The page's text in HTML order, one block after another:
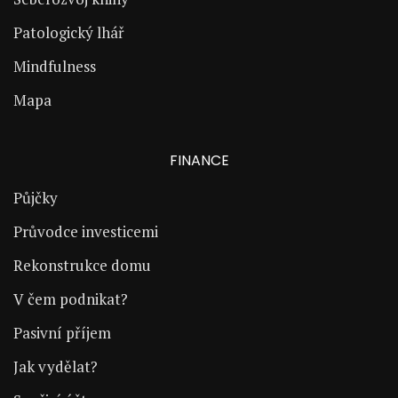
Patologický lhář
Mindfulness
Mapa
FINANCE
Půjčky
Průvodce investicemi
Rekonstrukce domu
V čem podnikat?
Pasivní příjem
Jak vydělat?